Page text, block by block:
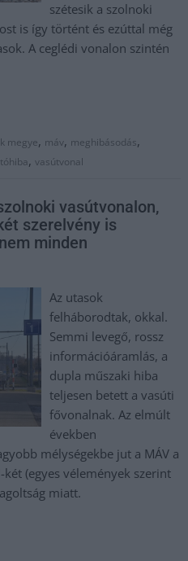
szétesik a szolnoki
is így történt és ezúttal még
A ceglédi vonalon szintén
megye, máv, meghibásodás,
,vasútvonal
vasútvonalon,
szerelvény is
minden
Az utasok
felháborodtak, okkal.
Semmi levegő, rossz
információáramlás, a
dupla műszaki hiba
teljesen betett a vasúti
fővonalnak. Az elmúlt
években
mélységekbe jut a MÁV a
(egyes vélemények szerint
miatt.